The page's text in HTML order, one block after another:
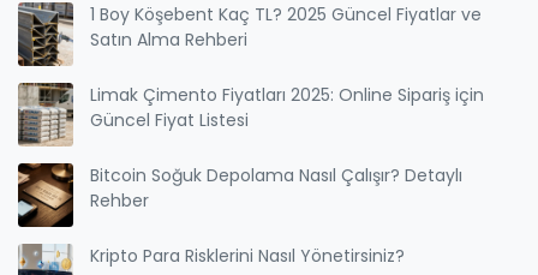
1 Boy Köşebent Kaç TL? 2025 Güncel Fiyatlar ve
Satın Alma Rehberi
Limak Çimento Fiyatları 2025: Online Sipariş için
Güncel Fiyat Listesi
Bitcoin Soğuk Depolama Nasıl Çalışır? Detaylı
Rehber
Kripto Para Risklerini Nasıl Yönetirsiniz?